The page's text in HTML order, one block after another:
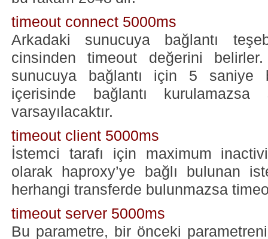
timeout connect 5000ms
Arkadaki sunucuya bağlantı
cinsinden timeout değerini
sunucuya bağlantı için 5 saniye
içerisinde bağlantı kurulamazsa
varsayılacaktır.
timeout client 5000ms
İstemci tarafı için maximum
olarak haproxy’ye bağlı bulunan
herhangi transferde bulunmazsa
timeout server 5000ms
Bu parametre, bir önceki